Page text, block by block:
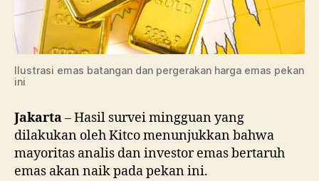
Ilustrasi emas batangan dan pergerakan harga emas pekan
ini
Jakarta– Hasil survei mingguan yang
dilakukan oleh Kitco menunjukkan bahwa
mayoritas analis dan investor emas bertaruh
emas akan naik pada pekan ini.